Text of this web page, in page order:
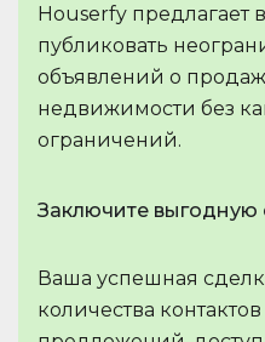
Houserfy предлагает
публиковать
объявлений о
недвижимости без
ограничений.
Заключите выгодную
Ваша успешная
количества